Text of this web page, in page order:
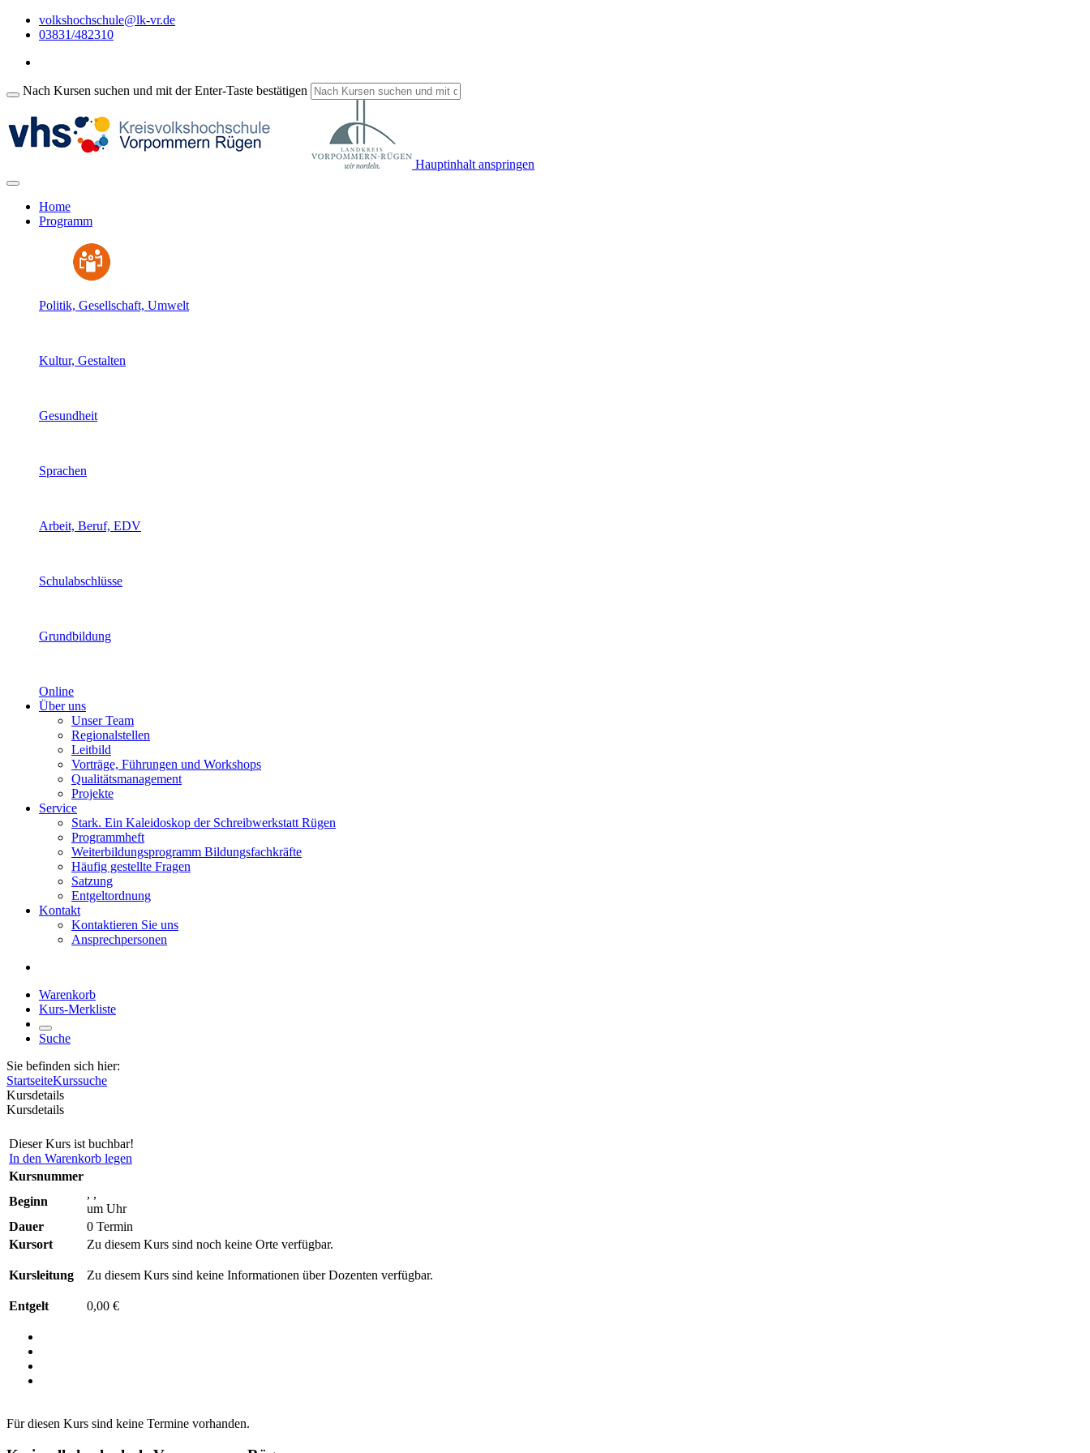
volkshochschule@lk-vr.de
03831/482310
Nach Kursen suchen und mit der Enter-Taste bestätigen
Hauptinhalt anspringen
Home
Programm
Politik, Gesellschaft, Umwelt
Kultur, Gestalten
Gesundheit
Sprachen
Arbeit, Beruf, EDV
Schulabschlüsse
Grundbildung
Online
Über uns
Unser Team
Regionalstellen
Leitbild
Vorträge, Führungen und Workshops
Qualitätsmanagement
Projekte
Service
Stark. Ein Kaleidoskop der Schreibwerkstatt Rügen
Programmheft
Weiterbildungsprogramm Bildungsfachkräfte
Häufig gestellte Fragen
Satzung
Entgeltordnung
Kontakt
Kontaktieren Sie uns
Ansprechpersonen
Warenkorb
Kurs-Merkliste
Suche
Sie befinden sich hier:
StartseiteKurssuche
Kursdetails
Kursdetails
Dieser Kurs ist buchbar!
In den Warenkorb legen
Kursnummer
Beginn
, ,
um Uhr
Dauer
0 Termin
Kursort
Zu diesem Kurs sind noch keine Orte verfügbar.
Kursleitung Zu diesem Kurs sind keine Informationen über Dozenten verfügbar.
Entgelt 0,00 €
Für diesen Kurs sind keine Termine vorhanden.